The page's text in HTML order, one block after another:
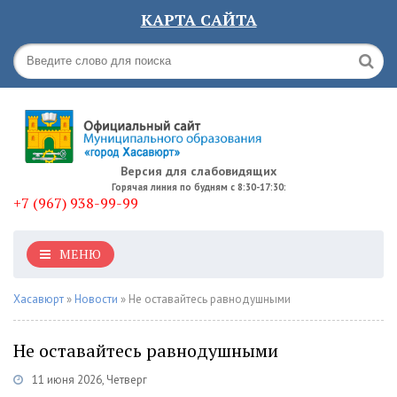
КАРТА САЙТА
Версия для слабовидящих
Горячая линия по будням с 8:30-17:30:
+7 (967) 938-99-99
МЕНЮ
Хасавюрт » Новости » Не оставайтесь равнодушными
Не оставайтесь равнодушными
11 июня 2026, Четверг